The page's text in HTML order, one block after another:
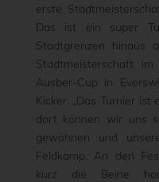
erste
Das ist ein super
Stadtgrenzen hinaus
Stadtmeisterschaft
Ausber-Cup in
Kicker. „Das Turnier
dort können wir uns
gewöhnen und
Feldkamp. An den
kurz die Beine